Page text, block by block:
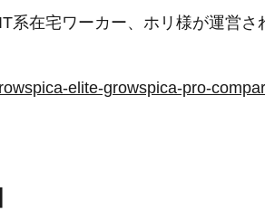
系在宅ワーカー、ホリ様が運営
elite-growspica-pro-